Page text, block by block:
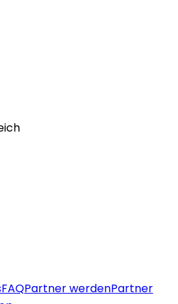
FAQPartner werdenPartner